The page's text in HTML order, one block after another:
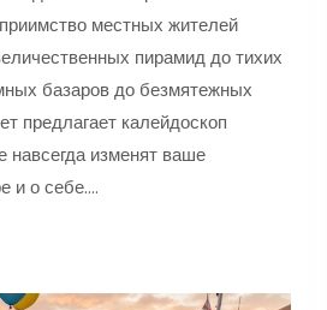
местных жителей
пирамид до тихих
базаров до безмятежных
предлагает калейдоскоп
навсегда изменят ваше
и о себе.…